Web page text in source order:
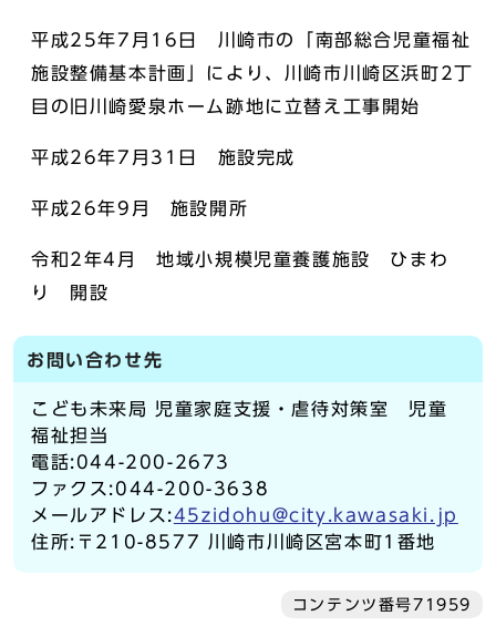
平成25年7月16日 川崎市の「南部総合児童福祉
施設整備基本計画」により、川崎市川崎区浜町2丁
目の旧川崎愛泉ホーム跡地に立替え工事開始
平成26年7月31日 施設完成
平成26年9月 施設開所
令和2年4月 地域小規模児童養護施設 ひまわ
り 開設
お問い合わせ先
こども未来局 児童家庭支援・虐待対策室 児童
福祉担当
電話:044-200-2673
ファクス:044-200-3638
メールアドレス:45zidohu@city.kawasaki.jp
住所:〒210-8577 川崎市川崎区宮本町1番地
コンテンツ番号71959